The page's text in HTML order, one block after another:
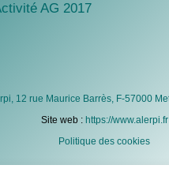
AG 2017
12 rue Maurice Barrès, F-57000
Site web : https://www.alerpi.fr
Politique des cookies